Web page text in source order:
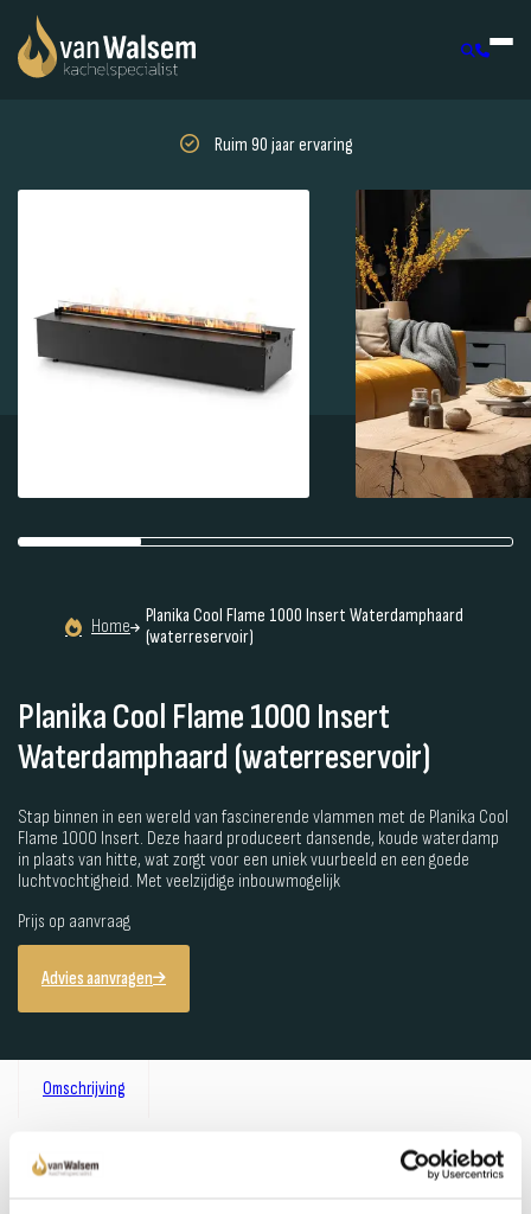
Ruim 90 jaar ervaring
Home
Planika Cool Flame 1000 Insert Waterdamphaard
(waterreservoir)
Planika Cool Flame 1000 Insert
Waterdamphaard (waterreservoir)
Stap binnen in een wereld van fascinerende vlammen met de Planika Cool
Flame 1000 Insert. Deze haard produceert dansende, koude waterdamp
in plaats van hitte, wat zorgt voor een uniek vuurbeeld en een goede
luchtvochtigheid. Met veelzijdige inbouwmogelijk
Prijs op aanvraag
Advies aanvragen
Omschrijving
Omschrijving: